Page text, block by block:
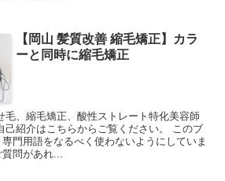
【岡山 髪質改善 縮毛矯正】カラ
ーと同時に縮毛矯正
毛、縮毛矯正、酸性ストレート特化美容師
己紹介はこちらからご覧ください。 このブ
門用語をなるべく使わないようにしていま
問があれ...